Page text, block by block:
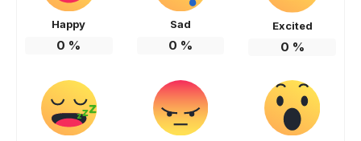
Happy
0 %
Sad
0 %
Excited
0 %